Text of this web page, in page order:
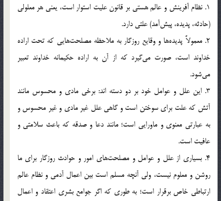
1. نظام آفرينش و عالم هستي بر قانون عليت استوار است، يعني هر معلولي
(حادثه، پديده، پيش‌آمد) علتي دارد.
2. معمولاًَ پديده‌ها و وقايع روزگار به ملاحظه مصلحت‌هايي كه تحت اراده
خداوند است، صورت مي‌گيرد كه از آن به اراده حكيمانه خداوند تعبير
مي‌شود.
3. اين علل و عوامل خود بر دو دسته اند: برخي مادي و محسوس مانند
آتش که علت براي سوختن است و گاهي علل غير مادي و غير محسوس و
به عبارتي معنوي و ماورايي است؛ مانند دعا و صدقه که باعث سلامتي و
عافيت است.
4. بسياري از علل و عوامل و مصلحت‌هاي امور و حوادث روزگار براي ما
روشن و معلوم نيست،‌ ولي آنچه مسلم است بين اعمال آدمي و نظام عالم
ارتباطي خاص برقرار است؛ به طوري كه اگر جوامع بشري اعتقاد و اعمال